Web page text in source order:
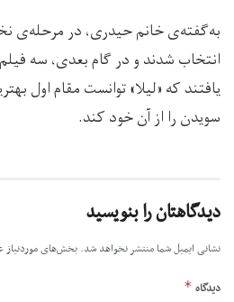
انتخاب شدند و در گام بعدی، سه
سویدن را از آن خود کند.
دیدگاهتان را بنویسید
نشانی ایمیل شما منتشر نخواهد شد. بخش‌های موردنیاز
دیدگاه *